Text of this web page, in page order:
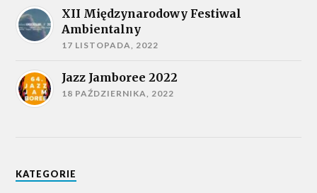
XII Międzynarodowy Festiwal
Ambientalny
17 LISTOPADA, 2022
Jazz Jamboree 2022
18 PAŹDZIERNIKA, 2022
KATEGORIE